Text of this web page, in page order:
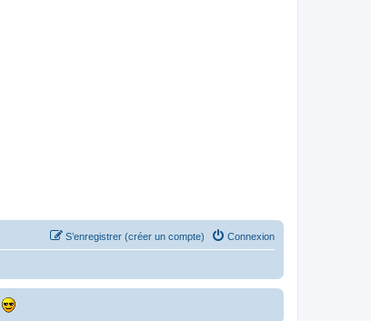
Connexion
S’enregistrer (créer un compte)